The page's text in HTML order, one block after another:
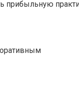
прибыльную